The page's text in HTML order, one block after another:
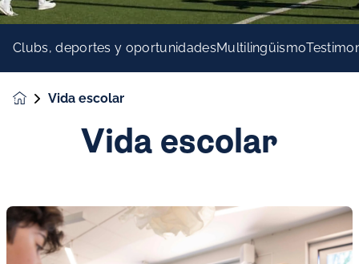
Clubs, deportes y oportunidadesMultilingüismo
Vida escolar
Vida escolar